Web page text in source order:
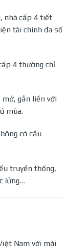
nhà cấp 4 tiết
tài chính đa số
4 thường chỉ
gắn liền với
mùa.
có cầu
truyền thống,
lửng…
Nam với mái